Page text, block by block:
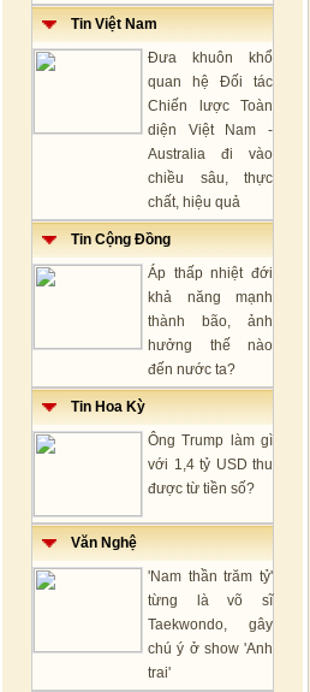
Tin Việt Nam
Đưa khuôn khổ
quan hệ Đối tác
Chiến lược Toàn
diện Việt Nam -
Australia đi vào
chiều sâu, thực
chất, hiệu quả
Tin Cộng Đồng
Áp thấp nhiệt đới
khả năng mạnh
thành bão, ảnh
hưởng thế nào
đến nước ta?
Tin Hoa Kỳ
Ông Trump làm gì
với 1,4 tỷ USD thu
được từ tiền số?
Văn Nghệ
'Nam thần trăm tỷ'
từng là võ sĩ
Taekwondo, gây
chú ý ở show 'Anh
trai'